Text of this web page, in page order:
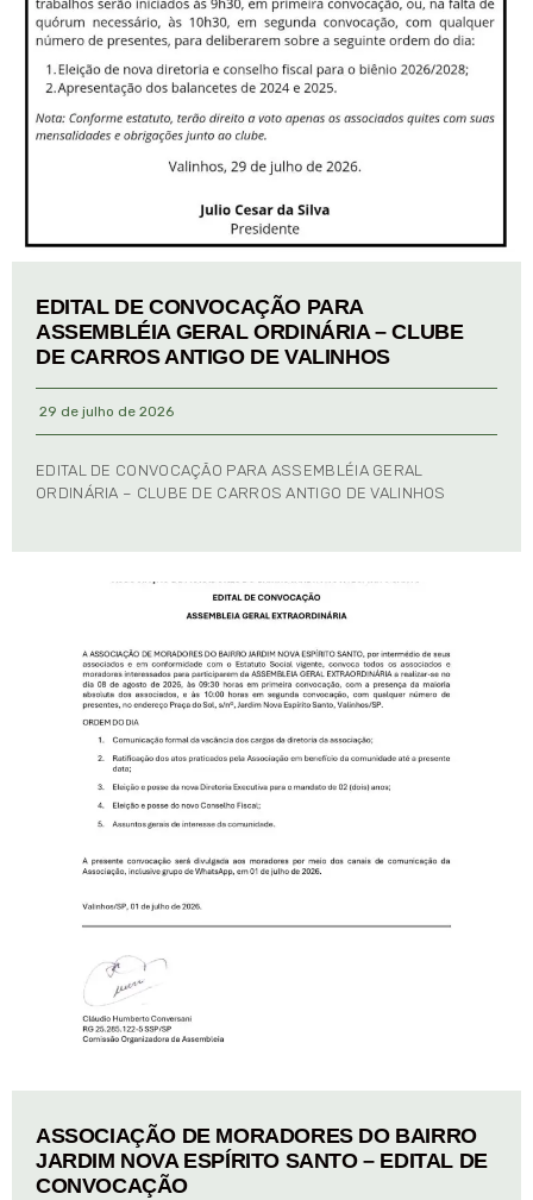
EDITAL DE CONVOCAÇÃO PARA
ASSEMBLÉIA GERAL ORDINÁRIA – CLUBE
DE CARROS ANTIGO DE VALINHOS
29 de julho de 2026
EDITAL DE CONVOCAÇÃO PARA ASSEMBLÉIA GERAL
ORDINÁRIA – CLUBE DE CARROS ANTIGO DE VALINHOS
ASSOCIAÇÃO DE MORADORES DO BAIRRO
JARDIM NOVA ESPÍRITO SANTO – EDITAL DE
CONVOCAÇÃO